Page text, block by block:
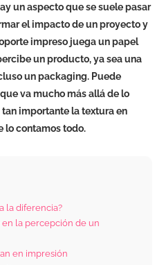
un aspecto que se suele pasar
el impacto de un proyecto y
impreso juega un papel
un producto, ya sea una
un packaging. Puede
va mucho más allá de lo
tan importante la textura en
lo contamos todo.
la diferencia?
la percepción de un
en impresión